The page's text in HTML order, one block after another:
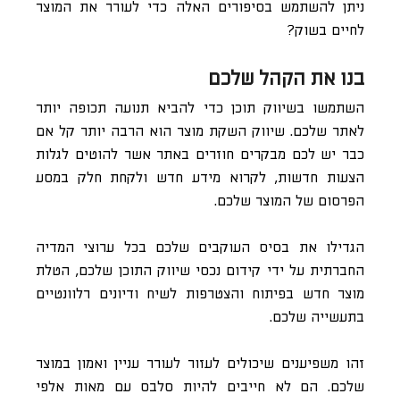
ניתן להשתמש בסיפורים האלה כדי לעורר את המוצר
לחיים בשוק?
בנו את הקהל שלכם
השתמשו בשיווק תוכן כדי להביא תנועה תכופה יותר
לאתר שלכם. שיווק השקת מוצר הוא הרבה יותר קל אם
כבר יש לכם מבקרים חוזרים באתר אשר להוטים לגלות
הצעות חדשות, לקרוא מידע חדש ולקחת חלק במסע
הפרסום של המוצר שלכם.
הגדילו את בסיס העוקבים שלכם בכל ערוצי המדיה
החברתית על ידי קידום נכסי שיווק התוכן שלכם, הטלת
מוצר חדש בפיתוח והצטרפות לשיח ודיונים רלוונטיים
בתעשייה שלכם.
זהו משפיענים שיכולים לעזור לעורר עניין ואמון במוצר
שלכם. הם לא חייבים להיות סלבס עם מאות אלפי